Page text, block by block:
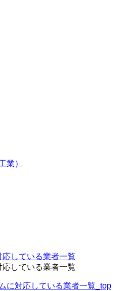
業）
している業者一覧
している業者一覧
に対応している業者一覧_top